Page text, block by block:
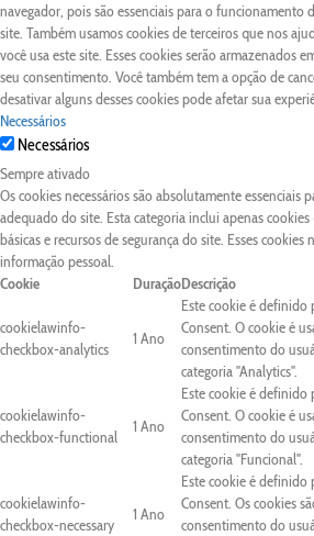
navegador, pois são essenciais para o funcionamento
site. Também usamos cookies de terceiros que nos
você usa este site. Esses cookies serão armazenados
seu consentimento. Você também tem a opção de
desativar alguns desses cookies pode afetar sua
Necessários
Necessários
Sempre ativado
Os cookies necessários são absolutamente essenciais
adequado do site. Esta categoria inclui apenas
básicas e recursos de segurança do site. Esses
informação pessoal.
Cookie
DuraçãoDescrição
cookielawinfo-
checkbox-analytics
1 Ano
Este cookie é definido
Consent. O cookie é
consentimento do
categoria "Analytics".
cookielawinfo-
checkbox-functional
1 Ano
Este cookie é definido
Consent. O cookie é
consentimento do
categoria "Funcional".
cookielawinfo-
checkbox-necessary
1 Ano
Este cookie é definido
Consent. Os cookies
consentimento do